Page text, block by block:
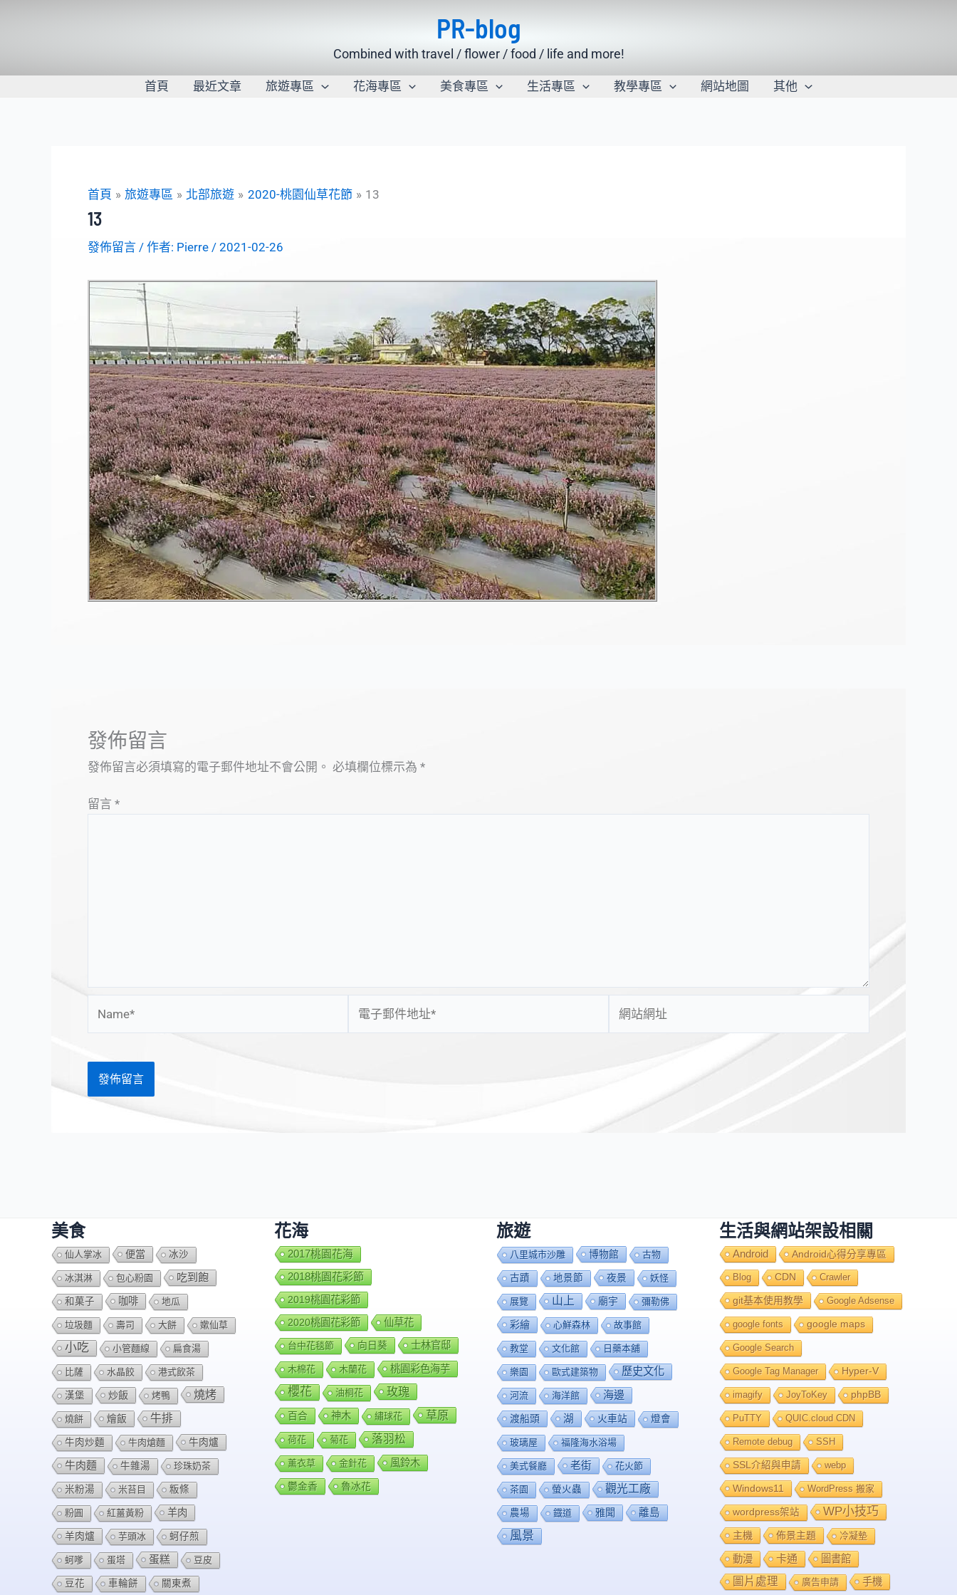
PR-blog
Combined with travel / flower / food / life and more!
首頁 最近文章 旅遊專區 花海專區 美食專區 生活專區 教學專區 網站地圖 其他
首頁 旅遊專區 北部旅遊 2020-桃園仙草花節 13
13
發佈留言 / 作者: Pierre / 2021-02-26
發佈留言
發佈留言必須填寫的電子郵件地址不會公開。 必填欄位標示為 *
留言 *
站
美食
仙人掌冰 便當 冰沙
冰淇淋 包心粉園 吃到飽
和菓子 咖啡 地瓜
垃圾麵 壽司 大餅 嫰仙草
小吃 小管麵線 扁食湯
比薩 水晶餃 港式飲茶
漢堡 炒飯 烤鴨 燒烤
燒餅 燴飯 牛排
牛肉炒麵 牛肉熗麵 牛肉爐
牛肉麵 牛雜湯 珍珠奶茶
米粉湯 米苔目 粄條
粉圓 紅薑黃粉 羊肉
羊肉爐 芋頭冰 蚵仔煎
蚵嗲 蛋塔 蛋糕 豆皮
豆花 車輪餅 關東煮
花海
2017桃園花海
2018桃園花彩節
2019桃園花彩節
2020桃園花彩節
仙草花
台中花毯節 向日葵 士林官邸
木棉花 木蘭花 桃園彩色海芋
櫻花 油桐花 玫瑰
百合 神木 繡球花 草原
荷花 菊花 落羽松
薰衣草 金針花 風鈴木
鬱金香 魯冰花
旅遊
八里城市沙雕 博物館 古物
古蹟 地景節 夜景 妖怪
展覽 山上 廟宇 彌勒佛
彩繪 心鮮森林 故事館
教堂 文化館 日藥本舖
樂園 歐式建築物 歷史文化
河流 海洋館 海邊
渡船頭 湖 火車站 燈會
玻璃屋 福隆海水浴場
美式餐廳 老街 花火節
茶園 螢火蟲 觀光工廠
農場 鐡道 雅聞 離島
風景
生活與網站架設相關
Android Android心得分享專區
Blog CDN Crawler
git基本使用教學 Google Adsense
google fonts google maps
Google Search
Google Tag Manager Hyper-V
imagify JoyToKey phpBB
PuTTY QUIC.cloud CDN
Remote debug SSH
SSL介紹與申請 webp
Windows11 WordPress 搬家
wordpress架站 WP小技巧
主機 佈景主題 冷凝墊
動漫 卡通 圖書館
圖片處理 廣告申請 手機